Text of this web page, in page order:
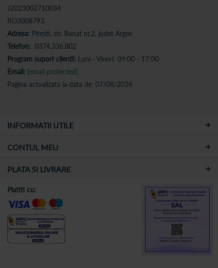
J2023002710034
RO3008793
Adresa: Pitesti, str. Banat nr.2, judet Arges
Telefon: 0374.336.802
Program suport clienti: Luni - Vineri: 09:00 - 17:00
Email: [email protected]
Pagina actualizata la data de: 07/08/2026
INFORMATII UTILE
CONTUL MEU
PLATA SI LIVRARE
Platiti cu: